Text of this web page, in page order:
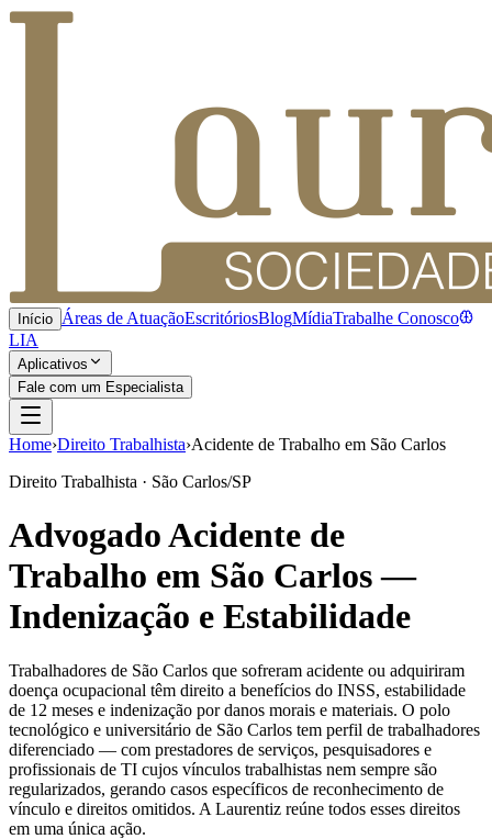
Início Áreas de AtuaçãoEscritóriosBlogMídiaTrabalhe Conosco
LIA
Aplicativos
Fale com um Especialista
Home›Direito Trabalhista›Acidente de Trabalho em São Carlos
Direito Trabalhista · São Carlos/SP
Advogado Acidente de
Trabalho em São Carlos —
Indenização e Estabilidade
Trabalhadores de São Carlos que sofreram acidente ou adquiriram
doença ocupacional têm direito a benefícios do INSS, estabilidade
de 12 meses e indenização por danos morais e materiais. O polo
tecnológico e universitário de São Carlos tem perfil de trabalhadores
diferenciado — com prestadores de serviços, pesquisadores e
profissionais de TI cujos vínculos trabalhistas nem sempre são
regularizados, gerando casos específicos de reconhecimento de
vínculo e direitos omitidos. A Laurentiz reúne todos esses direitos
em uma única ação.